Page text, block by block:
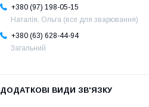
+380 (97) 198-05-15
Наталія, Ольга (все для зварювання)
+380 (63) 628-44-94
Загальний